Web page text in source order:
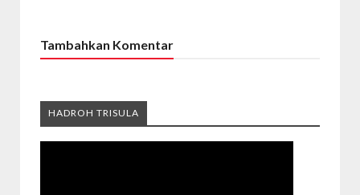
Tambahkan Komentar
HADROH TRISULA